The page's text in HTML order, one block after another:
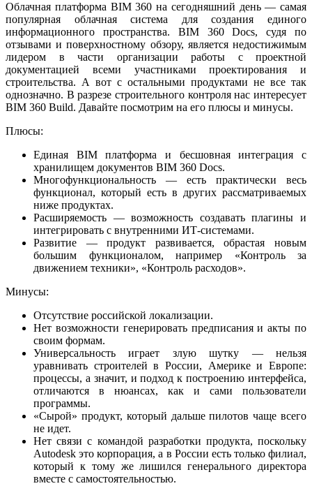
Облачная платформа BIM 360 на сегодняшний день — самая
популярная облачная система для создания единого
информационного пространства. BIM 360 Docs, судя по
отзывами и поверхностному обзору, является недостижимым
лидером в части организации работы с проектной
документацией всеми участниками проектирования и
строительства. А вот с остальными продуктами не все так
однозначно. В разрезе строительного контроля нас интересует
BIM 360 Build. Давайте посмотрим на его плюсы и минусы.
Плюсы:
Единая BIM платформа и бесшовная интеграция с
хранилищем документов BIM 360 Docs.
Многофункциональность — есть практически весь
функционал, который есть в других рассматриваемых
ниже продуктах.
Расширяемость — возможность создавать плагины и
интегрировать с внутренними ИТ-системами.
Развитие — продукт развивается, обрастая новым
большим функционалом, например «Контроль за
движением техники», «Контроль расходов».
Минусы:
Отсутствие российской локализации.
Нет возможности генерировать предписания и акты по
своим формам.
Универсальность играет злую шутку — нельзя
уравнивать строителей в России, Америке и Европе:
процессы, а значит, и подход к построению интерфейса,
отличаются в нюансах, как и сами пользователи
программы.
«Сырой» продукт, который дальше пилотов чаще всего
не идет.
Нет связи с командой разработки продукта, поскольку
Autodesk это корпорация, а в России есть только филиал,
который к тому же лишился генерального директора
вместе с самостоятельностью.